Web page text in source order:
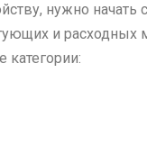
нужно начать
и расходных
категории: